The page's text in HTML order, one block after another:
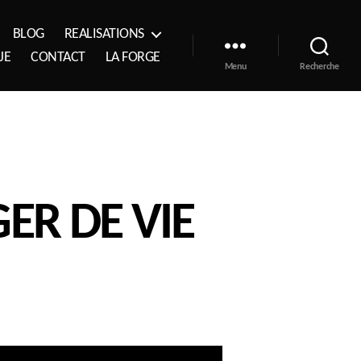
BLOG
REALISATIONS
CONTACT LA FORGE
Menu Recherche
DE VIE